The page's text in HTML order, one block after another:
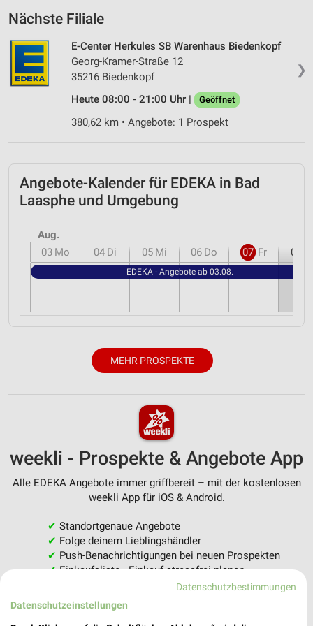
Nächste Filiale
❯
E-Center Herkules SB Warenhaus Biedenkopf
Georg-Kramer-Straße 12
35216 Biedenkopf
Heute 08:00 - 21:00 Uhr |
Geöffnet
380,62 km • Angebote: 1 Prospekt
Angebote-Kalender für EDEKA in Bad
Laasphe und Umgebung
Aug.
03 Mo 04 Di 05 Mi 06 Do 07 Fr 08
EDEKA - Angebote ab 03.08.
MEHR PROSPEKTE
weekli - Prospekte & Angebote App
Alle EDEKA Angebote immer griffbereit – mit der kostenlosen
weekli App für iOS & Android.
✔ Standortgenaue Angebote
✔ Folge deinem Lieblingshändler
✔ Push-Benachrichtigungen bei neuen Prospekten
✔Einkaufsliste - Einkauf stressfrei planen
JETZT LADEN UND SPAREN!
Datenschutzbestimmungen
Datenschutzeinstellungen